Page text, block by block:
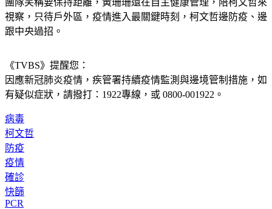
視察，只待戶外區，疫情進入最關鍵時刻，柯文哲邊防疫、邊
跟中央過招。
《TVBS》提醒您：
因應新冠肺炎疫情，疾管署持續疫情監測與邊境管制措施， 如
有疑似症狀，請撥打：1922專線，或 0800-001922。
病毒
柯文哲
防疫
疫情
確診
快篩
PCR